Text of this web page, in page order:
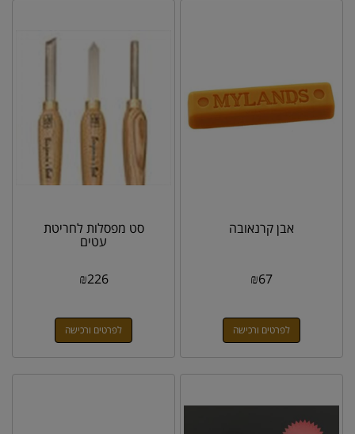
אבן קרנאובה
₪67
לפרטים ורכישה
סט מפסלות לחריטת
עטים
₪226
לפרטים ורכישה